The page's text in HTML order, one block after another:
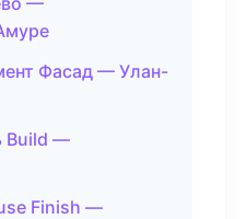
Фасад — Улан-
Build —
Finish —